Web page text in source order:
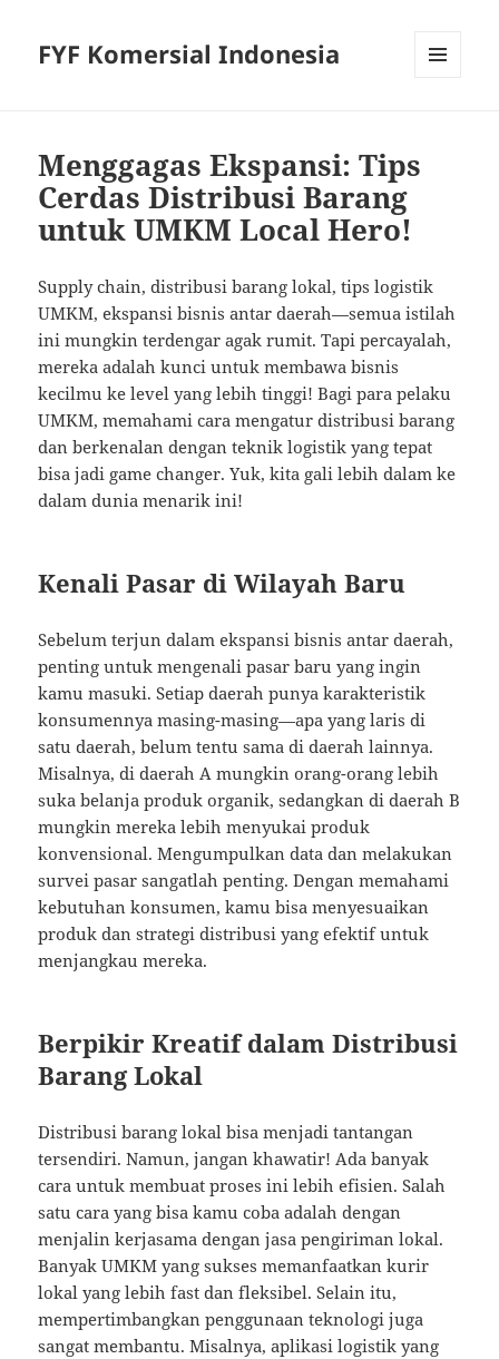
FYF Komersial Indonesia
Menggagas Ekspansi: Tips
Cerdas Distribusi Barang
untuk UMKM Local Hero!
Supply chain, distribusi barang lokal, tips logistik
UMKM, ekspansi bisnis antar daerah—semua istilah
ini mungkin terdengar agak rumit. Tapi percayalah,
mereka adalah kunci untuk membawa bisnis
kecilmu ke level yang lebih tinggi! Bagi para pelaku
UMKM, memahami cara mengatur distribusi barang
dan berkenalan dengan teknik logistik yang tepat
bisa jadi game changer. Yuk, kita gali lebih dalam ke
dalam dunia menarik ini!
Kenali Pasar di Wilayah Baru
Sebelum terjun dalam ekspansi bisnis antar daerah,
penting untuk mengenali pasar baru yang ingin
kamu masuki. Setiap daerah punya karakteristik
konsumennya masing-masing—apa yang laris di
satu daerah, belum tentu sama di daerah lainnya.
Misalnya, di daerah A mungkin orang-orang lebih
suka belanja produk organik, sedangkan di daerah B
mungkin mereka lebih menyukai produk
konvensional. Mengumpulkan data dan melakukan
survei pasar sangatlah penting. Dengan memahami
kebutuhan konsumen, kamu bisa menyesuaikan
produk dan strategi distribusi yang efektif untuk
menjangkau mereka.
Berpikir Kreatif dalam Distribusi
Barang Lokal
Distribusi barang lokal bisa menjadi tantangan
tersendiri. Namun, jangan khawatir! Ada banyak
cara untuk membuat proses ini lebih efisien. Salah
satu cara yang bisa kamu coba adalah dengan
menjalin kerjasama dengan jasa pengiriman lokal.
Banyak UMKM yang sukses memanfaatkan kurir
lokal yang lebih fast dan fleksibel. Selain itu,
mempertimbangkan penggunaan teknologi juga
sangat membantu. Misalnya, aplikasi logistik yang